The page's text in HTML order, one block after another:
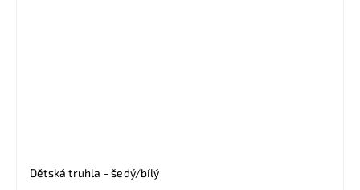
Dětská truhla - šedý/bílý